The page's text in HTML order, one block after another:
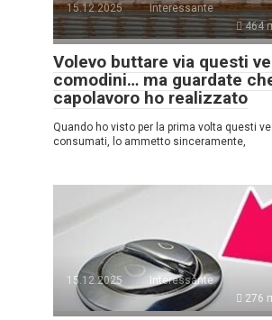
15.12.2025
Interessante
464
Volevo buttare via questi
comodini… ma guardate
capolavoro ho realizzato
Quando ho visto per la prima volta questi
consumati, lo ammetto sinceramente,
15.12.2025
Interessante
276